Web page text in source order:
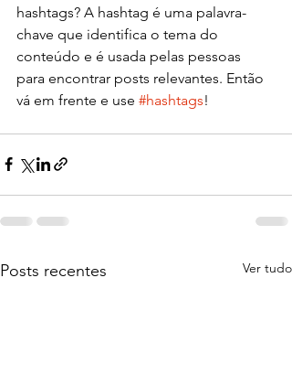
hashtags? A hashtag é uma palavra-
chave que identifica o tema do
conteúdo e é usada pelas pessoas
para encontrar posts relevantes. Então
vá em frente e use #hashtags!
Posts recentes Ver tudo